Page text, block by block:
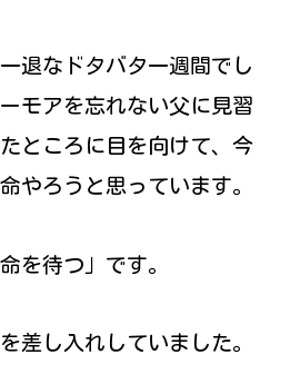
退なドタバタ一週間でし
モアを忘れない父に見習
ところに目を向けて、今
やろうと思っています。
を待つ」です。
差し入れしていました。